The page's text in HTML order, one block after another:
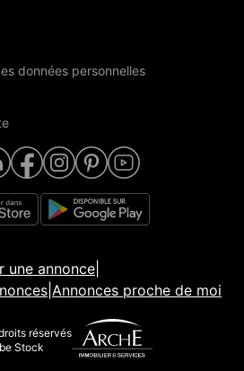
données personnelles
une annonce
Annonces proche de moi
réservés
Stock